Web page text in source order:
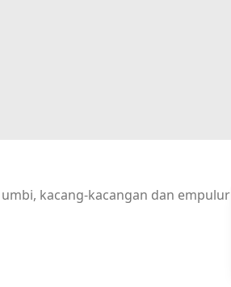
kacang-kacangan dan empulur